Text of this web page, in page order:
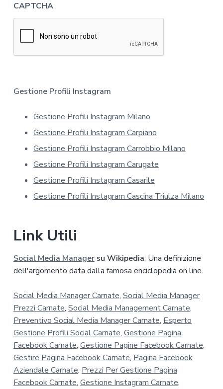
f
o
t
a
c
y
*
CAPTCHA
Gestione Profili Instagram
Gestione Profili Instagram Milano
Gestione Profili Instagram Carpiano
Gestione Profili Instagram Carrobbio Milano
Gestione Profili Instagram Carugate
Gestione Profili Instagram Casarile
Gestione Profili Instagram Cascina Triulza Milano
Link Utili
Social Media Managersu Wikipedia: Una definizione
dell'argomento data dalla famosa enciclopedia on line.
Social Media Manager Carnate, Social Media Manager
Prezzi Carnate, Social Media Management Carnate,
Preventivo Social Media Manager Carnate, Esperto
Gestione Profili Social Carnate, Gestione Pagina
Facebook Carnate, Gestione Pagine Facebook Carnate,
Gestire Pagina Facebook Carnate, Pagina Facebook
Aziendale Carnate, Prezzi Per Gestione Pagina
Facebook Carnate, Gestione Instagram Carnate,